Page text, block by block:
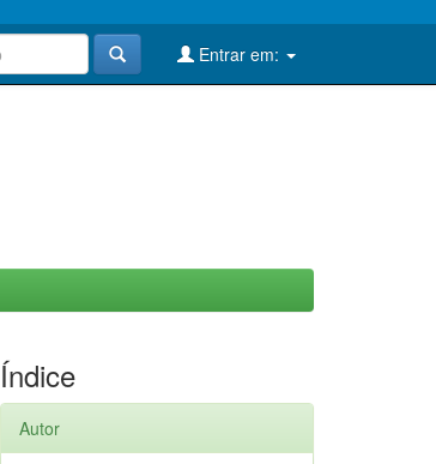
Entrar em:
Índice
Autor